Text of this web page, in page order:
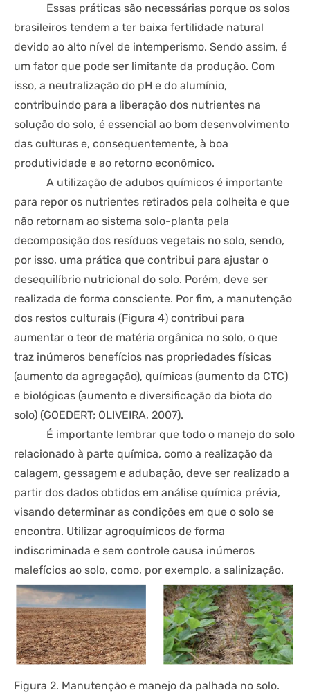
Essas práticas são necessárias porque os solos
brasileiros tendem a ter baixa fertilidade natural
devido ao alto nível de intemperismo. Sendo assim, é
um fator que pode ser limitante da produção. Com
isso, a neutralização do pH e do alumínio,
contribuindo para a liberação dos nutrientes na
solução do solo, é essencial ao bom desenvolvimento
das culturas e, consequentemente, à boa
produtividade e ao retorno econômico.
A utilização de adubos químicos é importante
para repor os nutrientes retirados pela colheita e que
não retornam ao sistema solo-planta pela
decomposição dos resíduos vegetais no solo, sendo,
por isso, uma prática que contribui para ajustar o
desequilíbrio nutricional do solo. Porém, deve ser
realizada de forma consciente. Por fim, a manutenção
dos restos culturais (Figura 4) contribui para
aumentar o teor de matéria orgânica no solo, o que
traz inúmeros benefícios nas propriedades físicas
(aumento da agregação), químicas (aumento da CTC)
e biológicas (aumento e diversificação da biota do
solo) (GOEDERT; OLIVEIRA, 2007).
É importante lembrar que todo o manejo do solo
relacionado à parte química, como a realização da
calagem, gessagem e adubação, deve ser realizado a
partir dos dados obtidos em análise química prévia,
visando determinar as condições em que o solo se
encontra. Utilizar agroquímicos de forma
indiscriminada e sem controle causa inúmeros
malefícios ao solo, como, por exemplo, a salinização.
Figura 2. Manutenção e manejo da palhada no solo.